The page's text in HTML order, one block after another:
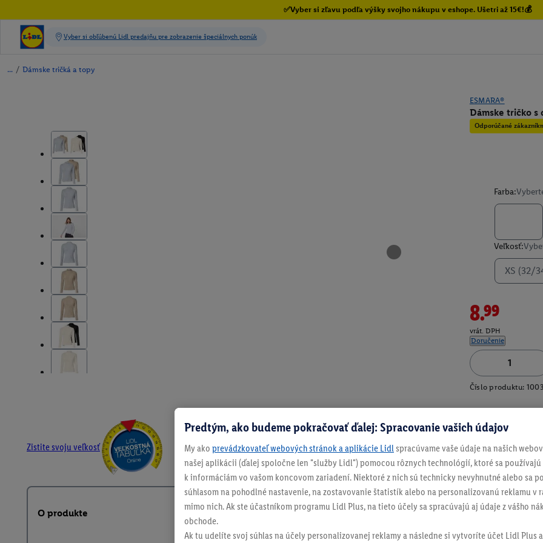
✅Vyber si zľavu podľa výšky svojho nákupu v eshope. Ušetri až 15€!💰
/ Dámske tričká a topy
ESMARA®
Dámske tričko s
Odporúčané
Farba:
Veľkosť:
XS (32/
8.99
vrát. DPH
Doručenie
Číslo produktu:
Zistite svoju veľkosť
O produkte
Predtým, ako budeme pokračovať ďalej: Spracovanie vašich údajov
My ako prevádzkovateľ webových stránok a aplikácie Lidl spracúvame vaše údaje na našich
našej aplikácii (ďalej spoločne len "služby Lidl") pomocou rôznych technológií, ktoré sa
k informáciám vo vašom koncovom zariadení. Niektoré z nich sú technicky nevyhnutné alebo sa
súhlasom na pohodlné nastavenie, na zostavovanie štatistík alebo na personalizovanú reklamu v
mimo nich. Ak ste účastníkom programu Lidl Plus, na tieto účely sa spracúvajú aj údaje z vášho
obchode.
Ak tu udelíte svoj súhlas na účely personalizovanej reklamy a následne si vytvoríte účet Lidl Plus